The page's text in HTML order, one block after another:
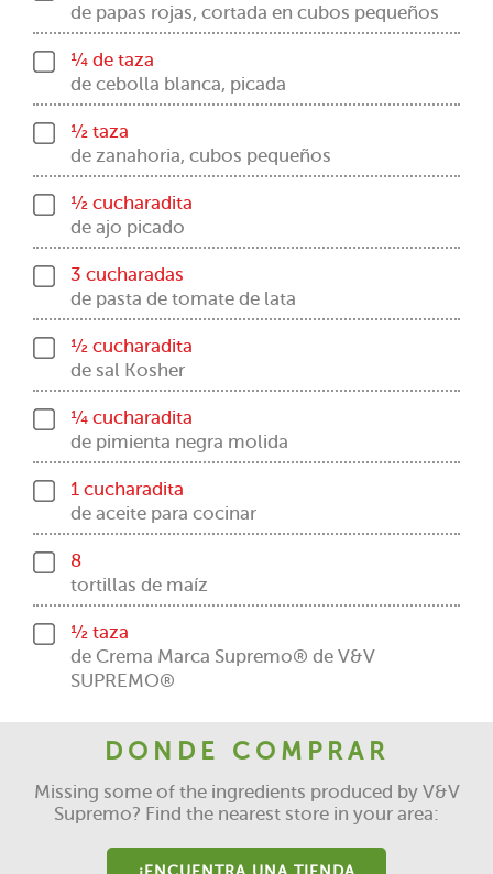
de papas rojas, cortada en cubos pequeños
¼ de taza
de cebolla blanca, picada
½ taza
de zanahoria, cubos pequeños
½ cucharadita
de ajo picado
3 cucharadas
de pasta de tomate de lata
½ cucharadita
de sal Kosher
¼ cucharadita
de pimienta negra molida
1 cucharadita
de aceite para cocinar
8
tortillas de maíz
½ taza
de Crema Marca Supremo® de V&V
SUPREMO®
DONDE COMPRAR
Missing some of the ingredients produced by V&V
Supremo? Find the nearest store in your area: